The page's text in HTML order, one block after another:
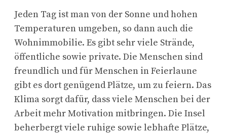
Jeden Tag ist man von der Sonne und hohen
Temperaturen umgeben, so dann auch die
Wohnimmobilie. Es gibt sehr viele Strände,
öffentliche sowie private. Die Menschen sind
freundlich und für Menschen in Feierlaune
gibt es dort genügend Plätze, um zu feiern. Das
Klima sorgt dafür, dass viele Menschen bei der
Arbeit mehr Motivation mitbringen. Die Insel
beherbergt viele ruhige sowie lebhafte Plätze,